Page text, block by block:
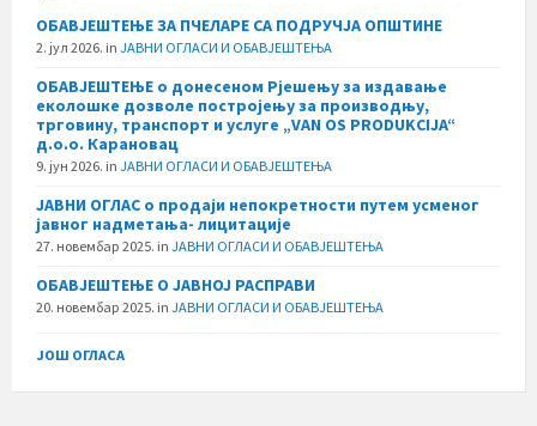
ОБАВЈЕШТЕЊЕ ЗА ПЧЕЛАРЕ СА ПОДРУЧЈА ОПШТИНЕ
2. јул 2026. in ЈАВНИ ОГЛАСИ И ОБАВЈЕШТЕЊА
ОБАВЈЕШТЕЊЕ о донесеном Рјешењу за издавање
еколошке дозволе постројењу за производњу,
трговину, транспорт и услуге „VAN OS PRODUKCIJA“
д.о.о. Карановац
9. јун 2026. in ЈАВНИ ОГЛАСИ И ОБАВЈЕШТЕЊА
ЈАВНИ ОГЛАС о продаји непокретности путем усменог
јавног надметања- лицитације
27. новембар 2025. in ЈАВНИ ОГЛАСИ И ОБАВЈЕШТЕЊА
ОБАВЈЕШТЕЊЕ О ЈАВНОЈ РАСПРАВИ
20. новембар 2025. in ЈАВНИ ОГЛАСИ И ОБАВЈЕШТЕЊА
ЈОШ ОГЛАСА